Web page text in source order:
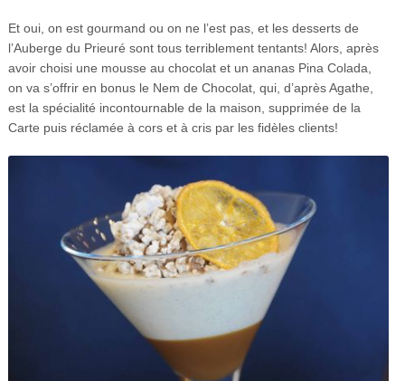
Et oui, on est gourmand ou on ne l’est pas, et les desserts de
l’Auberge du Prieuré sont tous terriblement tentants! Alors, après
avoir choisi une mousse au chocolat et un ananas Pina Colada,
on va s’offrir en bonus le Nem de Chocolat, qui, d’après Agathe,
est la spécialité incontournable de la maison, supprimée de la
Carte puis réclamée à cors et à cris par les fidèles clients!